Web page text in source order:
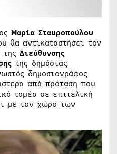
Μαρία Σταυροπούλου
θα αντικαταστήσει τον
Διεύθυνσης
της δημόσιας
δημοσιογράφος
από πρόταση που
τομέα σε επιτελική
με τον χώρο των